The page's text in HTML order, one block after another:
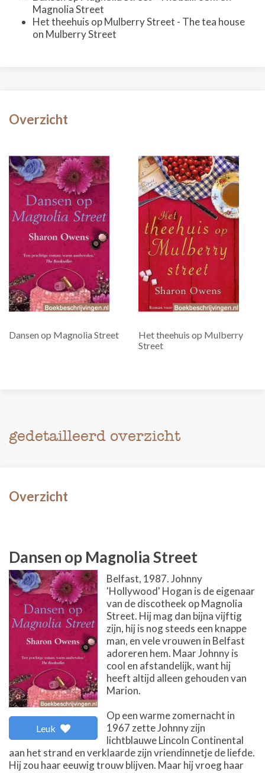
Magnolia Street
Het theehuis op Mulberry Street - The tea house
on Mulberry Street
Overzicht
Dansen op Magnolia Street
Het theehuis op Mulberry
Street
gedetailleerd overzicht
Overzicht
Dansen op Magnolia Street
Leuk
Belfast, 1987. Johnny
'Hollywood' Hogan is de eigenaar
van de discotheek op Magnolia
Street. Hij mag dan bijna vijftig
zijn, hij is nog steeds een knappe
man, en vele vrouwen in Belfast
adoreren hem. Maar Johnny is
cool en afstandelijk, want hij
heeft altijd alleen gehouden van
Marion.
Op een warme zomernacht in
1967 zette Johnny zijn
lichtblauwe Lincoln Continental
aan het strand en verklaarde zijn vriendinnetje de liefde.
Hij zou haar eeuwig trouw blijven. Maar hij vroeg haar